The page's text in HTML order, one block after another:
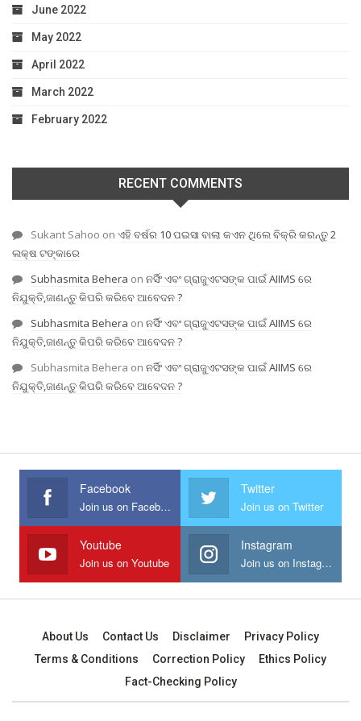
June 2022
May 2022
April 2022
March 2022
February 2022
RECENT COMMENTS
Sukant Sahoo on ଏହି ବର୍ଷର 10 ପଇସା ବାଲା କଏନ ଥିଲେ ବିକ୍ରି କରନ୍ତୁ 2
ଲକ୍ଷ ଟଙ୍କାରେ
Subhasmita Behera on ନର୍ସିଂ ଏବଂ ଗ୍ରାଜୁଏଟସଙ୍କ ପାଇଁ AIIMS ରେ
ନିଯୁକ୍ତି,ଜାଣନ୍ତୁ କିପରି କରିବେ ଆବେଦନ ?
Subhasmita Behera on ନର୍ସିଂ ଏବଂ ଗ୍ରାଜୁଏଟସଙ୍କ ପାଇଁ AIIMS ରେ
ନିଯୁକ୍ତି,ଜାଣନ୍ତୁ କିପରି କରିବେ ଆବେଦନ ?
Subhasmita Behera on ନର୍ସିଂ ଏବଂ ଗ୍ରାଜୁଏଟସଙ୍କ ପାଇଁ AIIMS ରେ
ନିଯୁକ୍ତି,ଜାଣନ୍ତୁ କିପରି କରିବେ ଆବେଦନ ?
Facebook
Join us on Facebook
Twitter
Join us on Twitter
Youtube
Join us on Youtube
Instagram
Join us on Instagram
About Us Contact Us Disclaimer
Privacy Policy
Terms & Conditions
Correction Policy
Ethics Policy
Fact-Checking Policy